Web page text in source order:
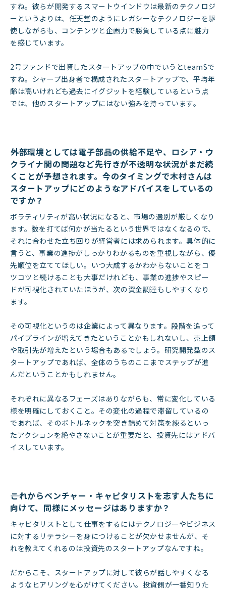
すね。彼らが開発するスマートウインドウは最新のテクノロジ
ーというよりは、任天堂のようにレガシーなテクノロジーを駆
使しながらも、コンテンツと企画力で勝負している点に魅力
を感じています。
2号ファンドで出資したスタートアップの中でいうとteamSで
すね。シャープ出身者で構成されたスタートアップで、平均年
齢は高いけれども過去にイグジットを経験しているという点
では、他のスタートアップにはない強みを持っています。
――外部環境としては電子部品の供給不足や、ロシア・ウ
クライナ間の問題など先行きが不透明な状況がまだ続
くことが予想されます。今のタイミングで木村さんは
スタートアップにどのようなアドバイスをしているの
ですか？
ボラティリティが高い状況になると、市場の選別が厳しくなり
ます。数を打てば何かが当たるという世界ではなくなるので、
それに合わせた立ち回りが経営者には求められます。具体的に
言うと、事業の進捗がしっかりわかるものを重視しながら、優
先順位を立ててほしい。いつ大成するかわからないことをコ
ツコツと続けることも大事だけれども、事業の進捗やスピー
ドが可視化されていたほうが、次の資金調達もしやすくなり
ます。
その可視化というのは企業によって異なります。段階を追って
パイプラインが増えてきたということかもしれないし、売上額
や取引先が増えたという場合もあるでしょう。研究開発型のス
タートアップであれば、全体のうちのここまでステップが進
んだということかもしれません。
それぞれに異なるフェーズはありながらも、常に変化している
様を明確にしておくこと。その変化の過程で滞留しているの
であれば、そのボトルネックを突き詰めて対策を練るといっ
たアクションを絶やさないことが重要だと、投資先にはアドバ
イスしています。
――これからベンチャー・キャピタリストを志す人たちに
向けて、同様にメッセージはありますか？
キャピタリストとして仕事をするにはテクノロジーやビジネス
に対するリテラシーを身につけることが欠かせませんが、そ
れを教えてくれるのは投資先のスタートアップなんですね。
だからこそ、スタートアップに対して彼らが話しやすくなる
ようなヒアリングを心がけてください。投資側が一番知りた